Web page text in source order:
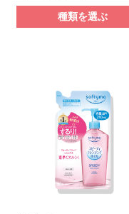
種類を選ぶ